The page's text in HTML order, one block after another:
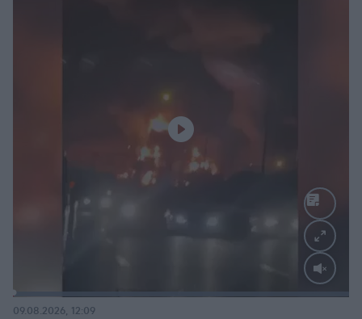
Loaded:
09.08.2026, 12:09